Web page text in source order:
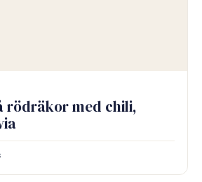
rödräkor med chili,